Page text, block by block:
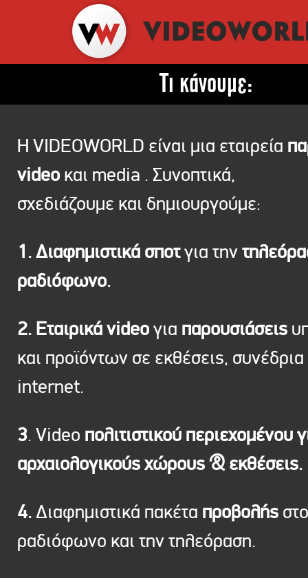
Τι κάνουμε:
Η VIDEOWORLD είναι μια εταιρεία
video και media . Συνοπτικά,
σχεδιάζουμε και δημιουργούμε:
1. Διαφημιστικά σποτγια την
ραδιόφωνο.
2. Εταιρικά videoγια παρουσιάσεις
και προϊόντων σε εκθέσεις, συνέδρια
internet.
3. Video πολιτιστικού περιεχομένου
αρχαιολογικούς χώρους & εκθέσεις.
4.Διαφημιστικά πακέτα προβολής στο
ραδιόφωνο και την τηλεόραση.